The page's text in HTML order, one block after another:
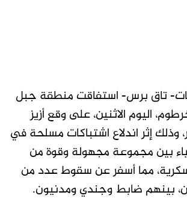
تاق برس- استفاقت منطقة جبل
اليوم الاثنين، على وقع أزيز
وذلك إثر اندلاع اشتباكات مسلحة في
بين مجموعة مجهولة وقوة من
مما أسفر عن سقوط عدد من
بينهم ضابط وجندي ومدنيون.